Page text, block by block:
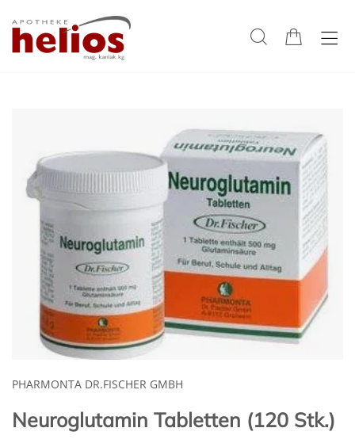
PHARMONTA DR.FISCHER GMBH
Neuroglutamin Tabletten (120 Stk.)